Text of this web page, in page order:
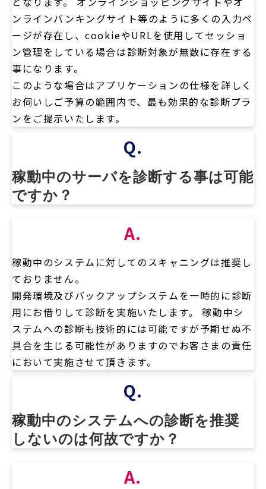
ンラインバンキングサイト等のように多くの入力ペ
ージが存在し、cookieやURLを使用してセッショ
ン管理をしている場合は診断対象が無数に存在する
事になります。
このような場合はアプリケーションの仕様を詳しく
お伺いしご予算の範囲内で、最も効果的な診断プラ
ンをご提示いたします。
Q.
稼動中のサーバを診断する事は可能
ですか？
A.
稼動中のシステムに対してのスキャニングは推奨し
ておりません。
開発環境及びバックアップシステムを一時的に診断
用にお借りして診断を実施いたします。 稼動中シ
ステムへの診断も技術的には可能ですが予期せぬ不
具合を生じる可能性がありますのでお客さまの責任
において実施させて頂きます。
Q.
稼動中のシステムへの診断を推奨
しないのは何故ですか？
A.